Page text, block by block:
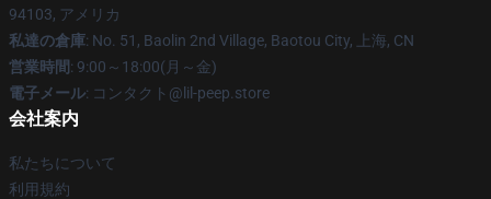
94103, アメリカ
私達の倉庫: No. 51, Baolin 2nd Village, Baotou City, 上海, CN
営業時間: 9:00～18:00(月～金)
電子メール: コンタクト@lil-peep.store
会社案内
私たちについて
利用規約